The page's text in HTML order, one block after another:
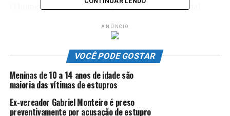
O homem foi encaminhado para o sistema prisional.
ANÚNCIO
ANÚNCIO
VOCÊ PODE GOSTAR
Meninas de 10 a 14 anos de idade são
maioria das vítimas de estupros
Ex-vereador Gabriel Monteiro é preso
preventivamente por acusação de estupro